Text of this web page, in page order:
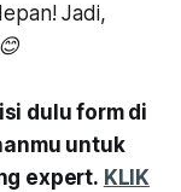
Jadi,
dulu form di
untuk
expert. KLIK